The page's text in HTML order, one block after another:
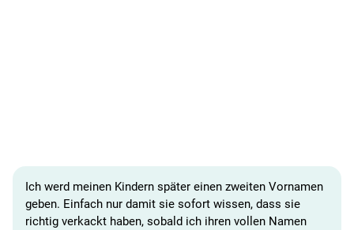
Ich werd meinen Kindern später einen zweiten Vornamen
geben. Einfach nur damit sie sofort wissen, dass sie
richtig verkackt haben, sobald ich ihren vollen Namen